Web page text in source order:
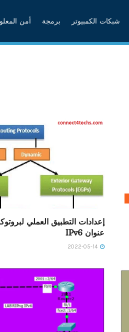
شبكات الكمبيوتر برمجة أمن
إعدادات التطبيق العملي
عنوان IPv6